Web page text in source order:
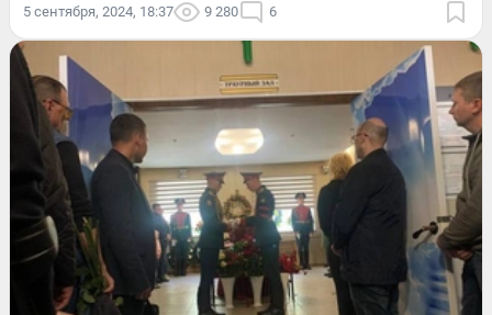
5 сентября, 2024, 18:37 9 280 6